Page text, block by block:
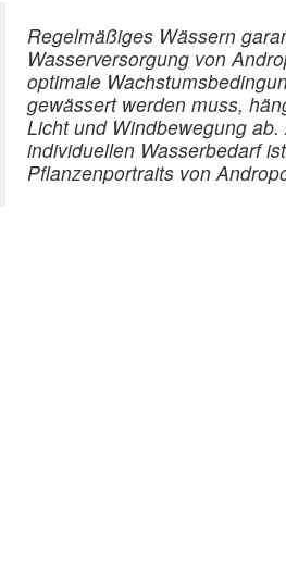
Regelmäßiges Wässern
Wasserversorgung von
optimale
gewässert werden muss,
Licht und Windbewegung
individuellen Wasserbedarf
Pflanzenportraits von